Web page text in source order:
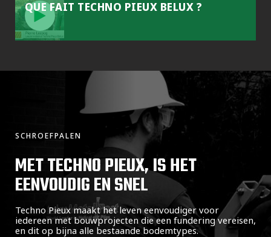
QUE FAIT TECHNO PIEUX BELUX ?
SCHROEFPALEN
MET TECHNO PIEUX, IS HET
EENVOUDIG EN SNEL
Techno Pieux maakt het leven eenvoudiger voor
iedereen met bouwprojecten die een fundering vereisen,
en dit op bijna alle bestaande bodemtypes.